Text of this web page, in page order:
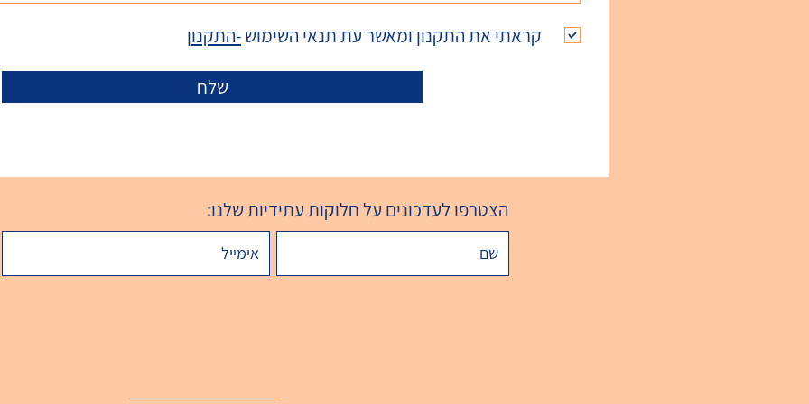
קראתי את התקנון ומאשר עת תנאי השימוש-התקנון
שלח
הצטרפו לעדכונים על חלוקות עתידיות שלנו: